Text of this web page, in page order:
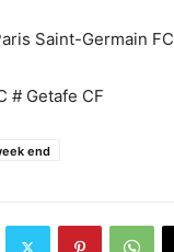
Saint-Germain FC
# Getafe CF
end